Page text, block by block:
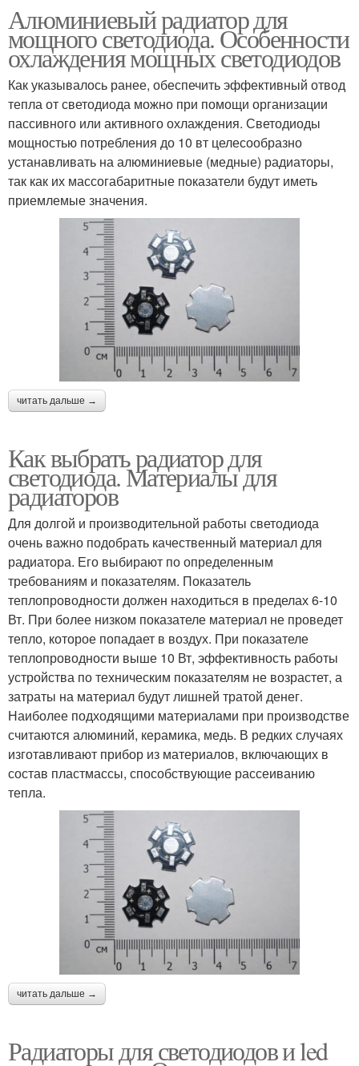
Алюминиевый радиатор для
мощного светодиода. Особенности
охлаждения мощных светодиодов
Как указывалось ранее, обеспечить эффективный отвод
тепла от светодиода можно при помощи организации
пассивного или активного охлаждения. Светодиоды
мощностью потребления до 10 вт целесообразно
устанавливать на алюминиевые (медные) радиаторы,
так как их массогабаритные показатели будут иметь
приемлемые значения.
читать дальше →
Как выбрать радиатор для
светодиода. Материалы для
радиаторов
Для долгой и производительной работы светодиода
очень важно подобрать качественный материал для
радиатора. Его выбирают по определенным
требованиям и показателям. Показатель
теплопроводности должен находиться в пределах 6-10
Вт. При более низком показателе материал не проведет
тепло, которое попадает в воздух. При показателе
теплопроводности выше 10 Вт, эффективность работы
устройства по техническим показателям не возрастет, а
затраты на материал будут лишней тратой денег.
Наиболее подходящими материалами при производстве
считаются алюминий, керамика, медь. В редких случаях
изготавливают прибор из материалов, включающих в
состав пластмассы, способствующие рассеиванию
тепла.
читать дальше →
Радиаторы для светодиодов и led